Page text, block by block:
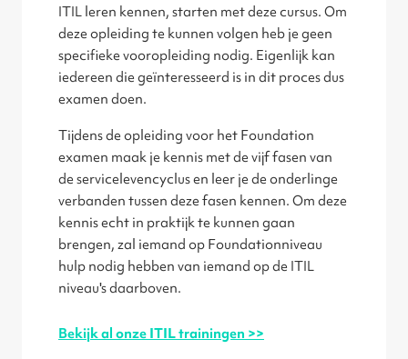
ITIL leren kennen, starten met deze cursus. Om
deze opleiding te kunnen volgen heb je geen
specifieke vooropleiding nodig. Eigenlijk kan
iedereen die geïnteresseerd is in dit proces dus
examen doen.
Tijdens de opleiding voor het Foundation
examen maak je kennis met de vijf fasen van
de servicelevencyclus en leer je de onderlinge
verbanden tussen deze fasen kennen. Om deze
kennis echt in praktijk te kunnen gaan
brengen, zal iemand op Foundationniveau
hulp nodig hebben van iemand op de ITIL
niveau's daarboven.
Bekijk al onze ITIL trainingen >>